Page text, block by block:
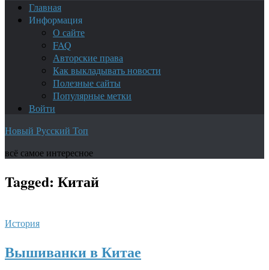
Главная
Информация
О сайте
FAQ
Авторские права
Как выкладывать новости
Полезные сайты
Популярные метки
Войти
Новый Русский Топ
всё самое интересное
Tagged: Китай
История
Вышиванки в Китае